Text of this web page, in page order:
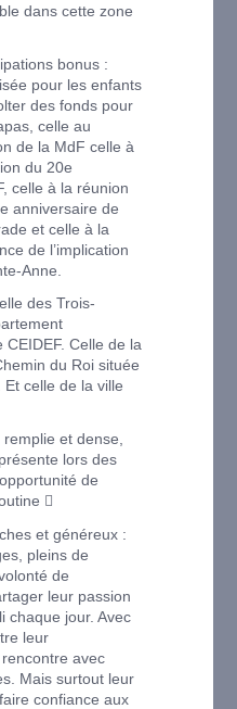
dans cette zone
bonus :
pour les enfants
des fonds pour
celle au
de la MdF celle à
du 20e
celle à la réunion
anniversaire de
et celle à la
de l’implication
Anne.
des Trois-
Celle de la
du Roi située
celle de la ville
et dense,
lors des
de

et généreux :
pleins de
de
leur passion
chaque jour. Avec
leur
avec
Mais surtout leur
confiance aux